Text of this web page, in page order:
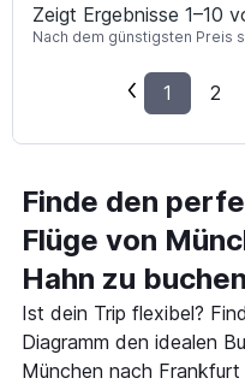
Zeigt Ergebnisse 1–10
Nach dem günstigsten Preis
1 2
Finde den
Flüge von
Hahn zu buchen
Ist dein Trip flexibel?
Diagramm den idealen
München nach Frankfurt